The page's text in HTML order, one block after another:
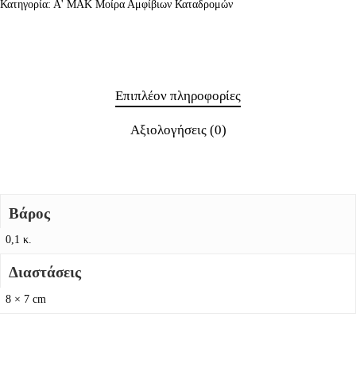
Κατηγορία: Α' ΜΑΚ Μοίρα Αμφίβιων Καταδρομών
Επιπλέον πληροφορίες
Αξιολογήσεις (0)
Βάρος
0,1 κ.
Διαστάσεις
8 × 7 cm